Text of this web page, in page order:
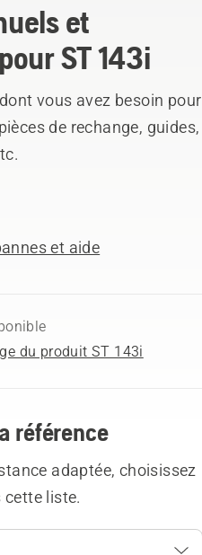
et
ST 143i
vous avez besoin pour
de rechange, guides,
et aide
du produit ST 143i
référence
adaptée, choisissez
cette liste.